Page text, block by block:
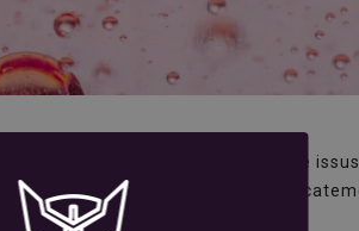
de champagnes brut rosé
rosé séduit par sa robe
qu'un repas ou un dessert.